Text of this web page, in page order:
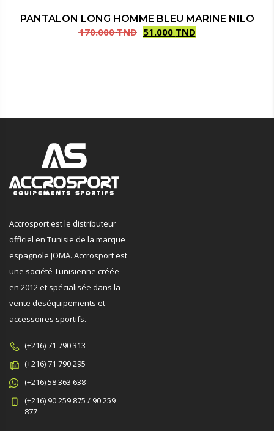
PANTALON LONG HOMME BLEU MARINE NILO
170.000TND 51.000 TND
Accrosport est le distributeur
officiel en Tunisie de la marque
espagnole JOMA. Accrosport est
une société Tunisienne créée
en 2012 et spécialisée dans la
vente deséquipements et
accessoires sportifs.
(+216) 71 790 313
(+216) 71 790 295
(+216) 58 363 638
(+216) 90 259 875 / 90 259
877